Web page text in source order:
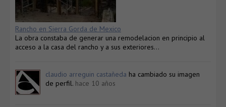
Rancho en Sierra Gorda de Mexico
La obra constaba de generar una remodelacion en principio al
acceso a la casa del rancho y a sus exteriores…
claudio arreguin castañeda ha cambiado su imagen
de perfil. hace 10 años